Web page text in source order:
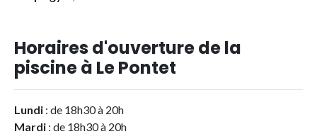
Horaires d'ouverture de la
piscine à Le Pontet
Lundi : de 18h30 à 20h
Mardi : de 18h30 à 20h